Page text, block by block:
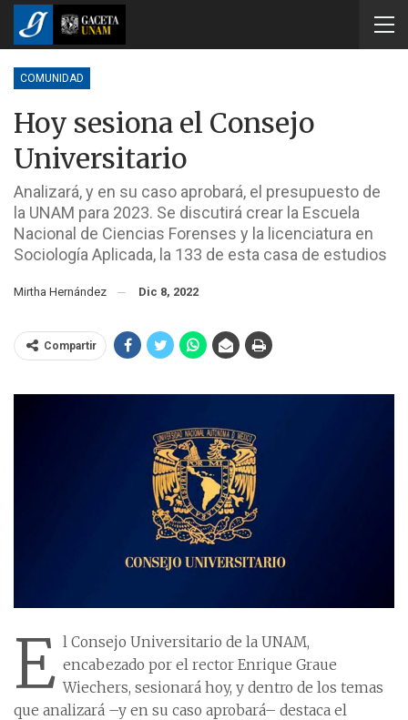
COMUNIDAD
Hoy sesiona el Consejo
Universitario
Analizará, y en su caso aprobará, el presupuesto de
la UNAM para 2023. Se discutirá crear la Escuela
Nacional de Ciencias Forenses y la licenciatura en
Sociología Aplicada, la 133 de esta casa de estudios
Mirtha Hernández Dic 8, 2022
Compartir
E l Consejo Universitario de la UNAM,
encabezado por el rector Enrique Graue
Wiechers, sesionará hoy, y dentro de los temas
que analizará –y en su caso aprobará– destaca el